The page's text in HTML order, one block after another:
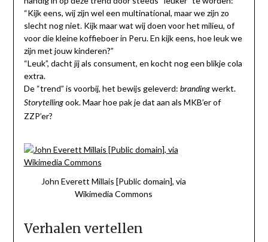
“Kijk eens, wij zijn wel een multinational, maar we zijn zo
slecht nog niet. Kijk maar wat wij doen voor het milieu, of
voor die kleine koffieboer in Peru. En kijk eens, hoe leuk we
zijn met jouw kinderen?”
“Leuk”, dacht jij als consument, en kocht nog een blikje cola
extra.
De “trend” is voorbij, het bewijs geleverd: brandingwerkt.
Storytellingook. Maar hoe pak je dat aan als MKB’er of
ZZP’er?
John Everett Millais [Public domain], via
Wikimedia Commons
Verhalen vertellen